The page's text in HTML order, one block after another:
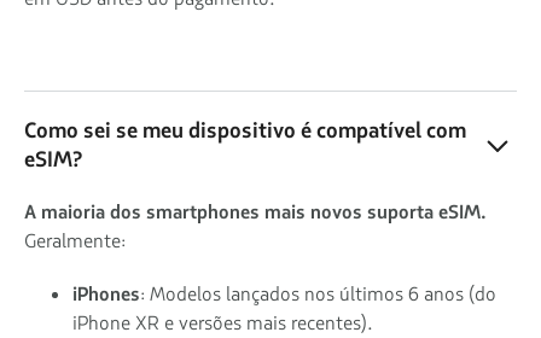
Como sei se meu dispositivo é compatível com
eSIM?
A maioria dos smartphones mais novos suporta eSIM.
Geralmente:
iPhones: Modelos lançados nos últimos 6 anos (do
iPhone XR e versões mais recentes).